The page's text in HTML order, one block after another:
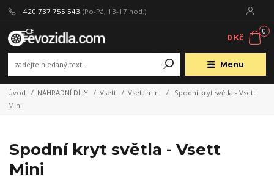
Menu
+420 737 755 543 (Po-Pá, 13-17 hod.)
0
0 Kč
Úvod NÁHRADNÍ DÍLY Vsett Vsett mini
Spodní kryt světla - Vsett
Mini
Spodní kryt světla - Vsett
Mini